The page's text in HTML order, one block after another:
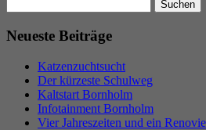
nach:
Neueste Beiträge
Katzenzuchtsucht
Der kürzeste Schulweg
Kaltstart Bornholm
Infotainment Bornholm
Vier Jahreszeiten und ein